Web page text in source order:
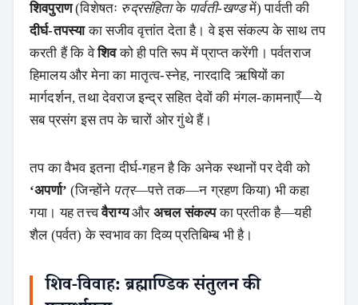
शिवपुराण(विशेषतः रुद्रसंहिताके पार्वती‑खण्डमें) पार्वती की
दीर्घ‑तपस्याका सजीव वृत्तांत देता है। वे इस संकल्प के साथ तप
करती हैं कि वेशिवको ही पति रूप में प्राप्त करेंगी। पर्वतराज
हिमालय और मेना का मातृत्व‑स्नेह, नारदादि ऋषियों का
मार्गदर्शन, तथा देवराज इन्द्र सहित देवों की मंगल‑कामनाएँ—ये
सब प्रसंग इस तप के चारों ओर गुंथे हैं।
तप का वैभव इतना दीर्घ‑गहन है कि अनेक स्थानों पर देवी को
‘अपर्णा’ (जिन्होंने पत्र—पत्ते तक—न ग्रहण किया) भी कहा
गया। यह तत्त्ववैराग्यऔर अचल संकल्पका प्रतीक है—यही
शैल (पर्वत) के स्वभाव का दिव्य प्रतिबिम्ब भी है।
शिव‑विवाह: ब्रह्माण्डिक संतुलन की